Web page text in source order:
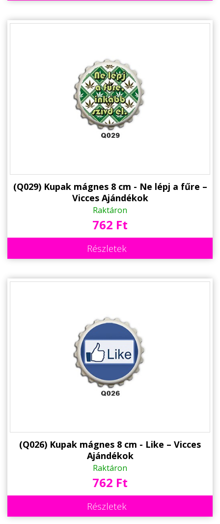
Állatos ajándéktárgyak
(Q029) Kupak mágnes 8 cm - Ne lépj a fűre –
Vicces Ajándékok
Raktáron
762 Ft
Részletek
(Q026) Kupak mágnes 8 cm - Like – Vicces
Ajándékok
Raktáron
762 Ft
Részletek